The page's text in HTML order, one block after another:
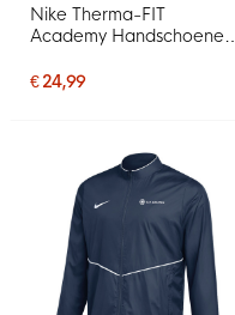
Nike Therma-FIT
Academy Handschoenen
€ 24,99